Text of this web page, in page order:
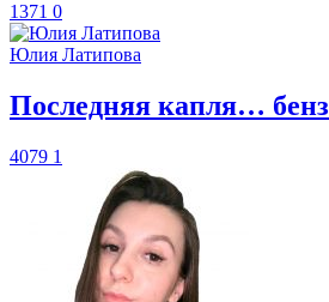
1371 0
Юлия Латипова
​Последняя капля…
4079 1